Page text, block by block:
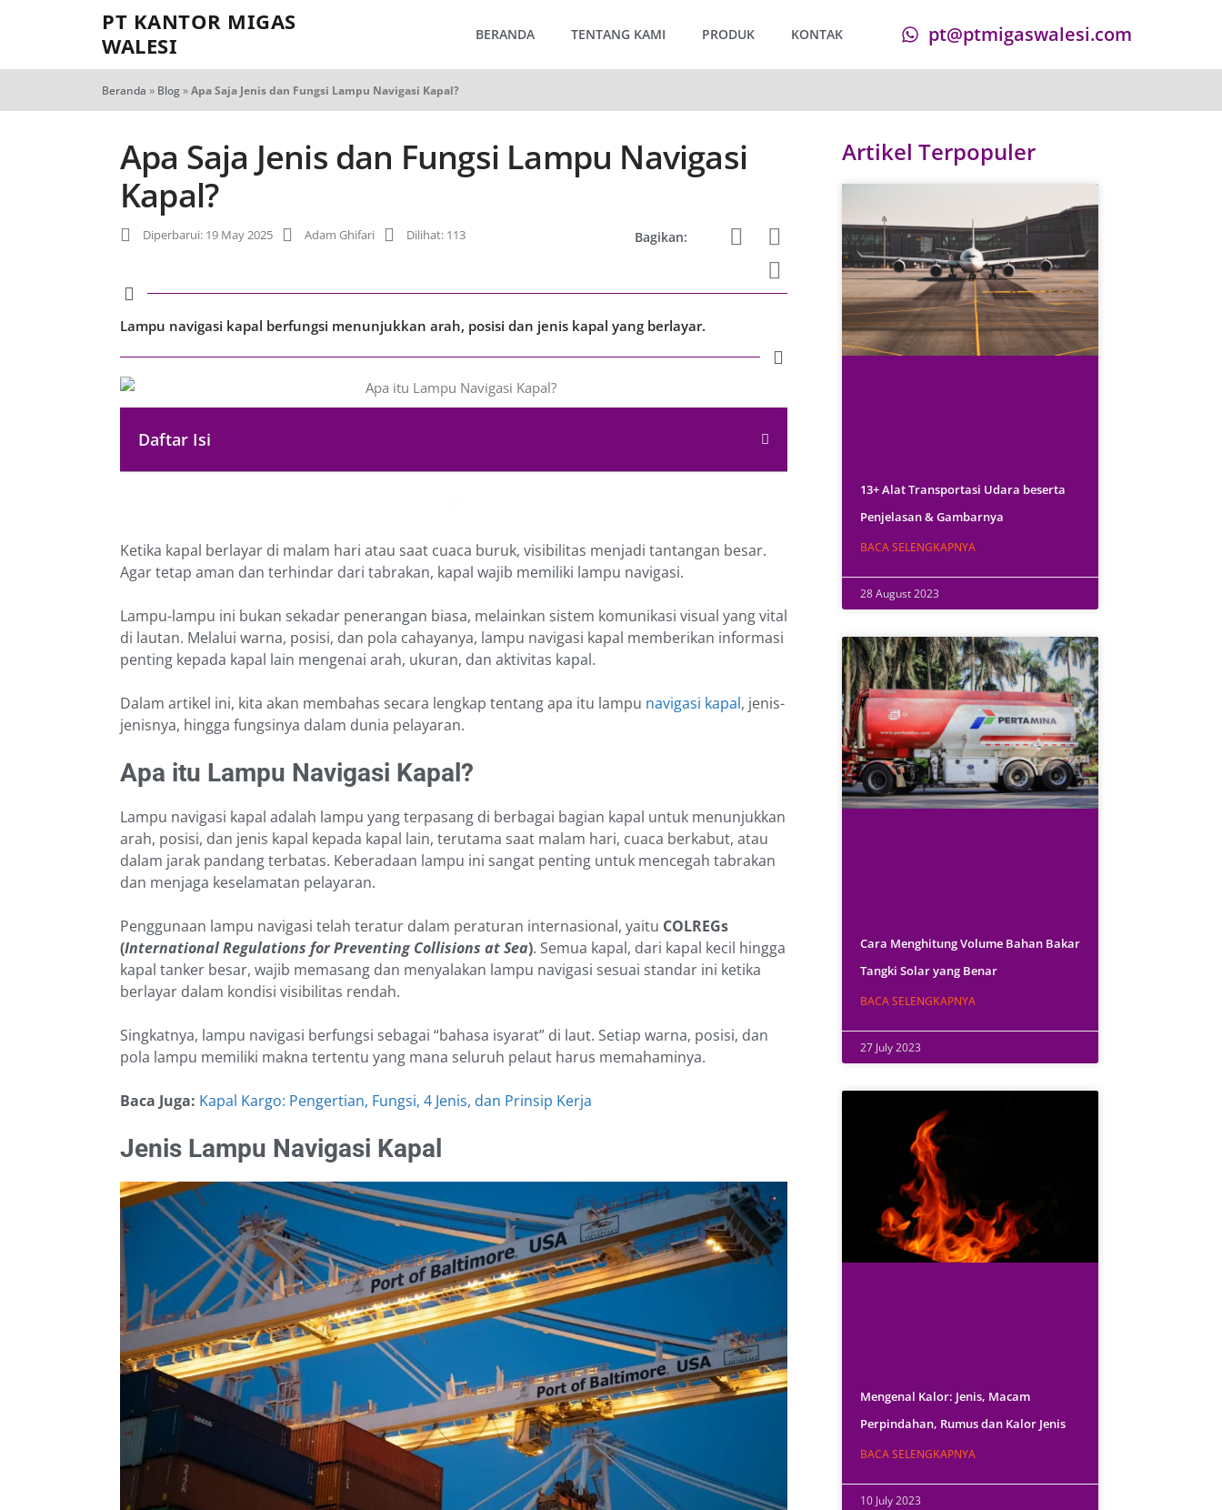
PT KANTOR MIGAS
WALESI
BERANDA TENTANG KAMI PRODUK KONTAK pt@ptmigaswalesi.com
Beranda » Blog»Apa Saja Jenis dan Fungsi Lampu Navigasi Kapal?
Apa Saja Jenis dan Fungsi Lampu Navigasi
Kapal?
Diperbarui: 19 May 2025 Adam Ghifari Dilihat: 113 Bagikan:
Lampu navigasi kapal berfungsi menunjukkan arah, posisi dan jenis kapal yang berlayar.
Daftar Isi
Ketika kapal berlayar di malam hari atau saat cuaca buruk, visibilitas menjadi tantangan besar.
Agar tetap aman dan terhindar dari tabrakan, kapal wajib memiliki lampu navigasi.
Lampu-lampu ini bukan sekadar penerangan biasa, melainkan sistem komunikasi visual yang vital
di lautan. Melalui warna, posisi, dan pola cahayanya, lampu navigasi kapal memberikan informasi
penting kepada kapal lain mengenai arah, ukuran, dan aktivitas kapal.
Dalam artikel ini, kita akan membahas secara lengkap tentang apa itu lampu navigasi kapal, jenis-
jenisnya, hingga fungsinya dalam dunia pelayaran.
Apa itu Lampu Navigasi Kapal?
Lampu navigasi kapal adalah lampu yang terpasang di berbagai bagian kapal untuk menunjukkan
arah, posisi, dan jenis kapal kepada kapal lain, terutama saat malam hari, cuaca berkabut, atau
dalam jarak pandang terbatas. Keberadaan lampu ini sangat penting untuk mencegah tabrakan
dan menjaga keselamatan pelayaran.
Penggunaan lampu navigasi telah teratur dalam peraturan internasional, yaitu COLREGs
(International Regulations for Preventing Collisions at Sea). Semua kapal, dari kapal kecil hingga
kapal tanker besar, wajib memasang dan menyalakan lampu navigasi sesuai standar ini ketika
berlayar dalam kondisi visibilitas rendah.
Singkatnya, lampu navigasi berfungsi sebagai “bahasa isyarat” di laut. Setiap warna, posisi, dan
pola lampu memiliki makna tertentu yang mana seluruh pelaut harus memahaminya.
Baca Juga: Kapal Kargo: Pengertian, Fungsi, 4 Jenis, dan Prinsip Kerja
Jenis Lampu Navigasi Kapal
Artikel Terpopuler
13+ Alat Transportasi Udara beserta
Penjelasan & Gambarnya
BACA SELENGKAPNYA
28 August 2023
Cara Menghitung Volume Bahan Bakar
Tangki Solar yang Benar
BACA SELENGKAPNYA
27 July 2023
Mengenal Kalor: Jenis, Macam
Perpindahan, Rumus dan Kalor Jenis
BACA SELENGKAPNYA
10 July 2023